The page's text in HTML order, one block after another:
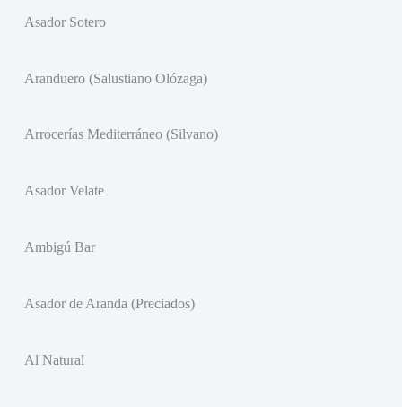
Asador Sotero
Aranduero (Salustiano Olózaga)
Arrocerías Mediterráneo (Silvano)
Asador Velate
Ambigú Bar
Asador de Aranda (Preciados)
Al Natural